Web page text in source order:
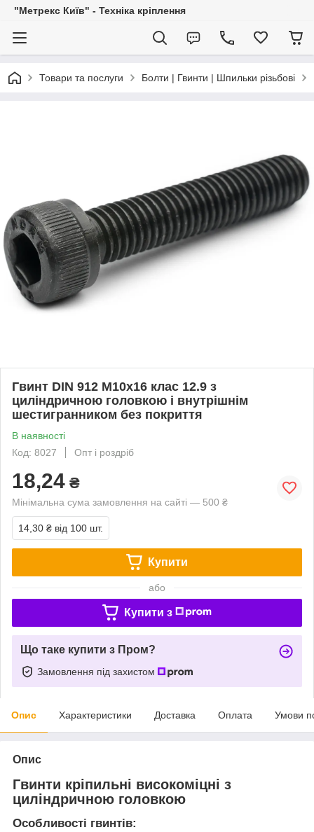
"Метрекс Київ" - Техніка кріплення
Товари та послуги Болти | Гвинти | Шпильки різьбові
Гвинт DIN 912 М10х16 клас 12.9 з
циліндричною головкою і внутрішнім
шестигранником без покриття
В наявності
Код: 8027
Опт і роздріб
18,24 ₴
Мінімальна сума замовлення на сайті — 500 ₴
14,30 ₴ від 100 шт.
Купити
або
Купити з
Що таке купити з Пром?
Замовлення під захистом
Опис Характеристики Доставка Оплата Умови
Опис
Гвинти кріпильні високоміцні з
циліндричною головкою
Особливості гвинтів: